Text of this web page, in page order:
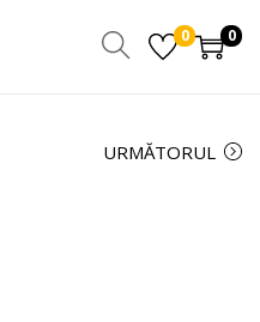
0 0
URMĂTORUL